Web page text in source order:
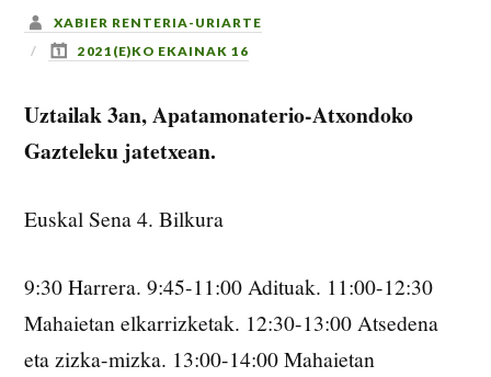
XABIER RENTERIA-URIARTE
2021(E)KO EKAINAK 16
Uztailak 3an, Apatamonaterio-Atxondoko
Gazteleku jatetxean.
Euskal Sena 4. Bilkura
9:30 Harrera. 9:45-11:00 Adituak. 11:00-12:30
Mahaietan elkarrizketak. 12:30-13:00 Atsedena
eta zizka-mizka. 13:00-14:00 Mahaietan